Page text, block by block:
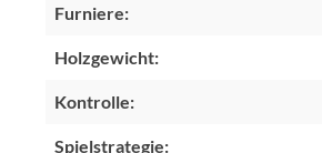
Furniere:
Holzgewicht:
Kontrolle:
Spielstrategie: